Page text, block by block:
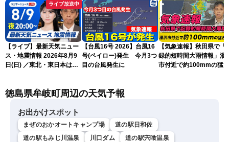
ライブ放送中
【ライブ】最新天気ニュー
ス・地震情報 2026年8月9
日(日) ／東北・東日本は急
衣／芳野達郎〉
【台風16号 2026】台風16
号(ペイロー)発生 今月3つ
目の台風発生に
【気象速報】秋田県で「
録的短時間大雨情報」湯
市付近で約100mmの猛烈
徳島県牟岐町周辺の天気予報
お出かけスポット
まぜのおかオートキャンプ場
道の駅日和佐
道の駅もみじ川温泉
川口ダム
道の駅宍喰温泉